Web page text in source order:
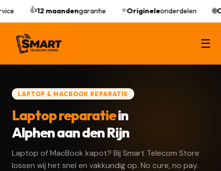
👍12 maandengarantie ⭐Origineleonderdelen 🌐
☰
LAPTOP & MACBOOK REPARATIE
Laptop reparatiein
Alphen aan den Rijn
Laptop of MacBook kapot? Bij Smart Telecom Store
lossen wij het snel en vakkundig op. No cure, no pay.